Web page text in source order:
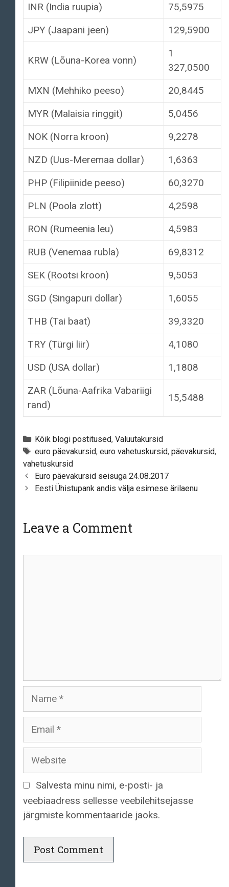
INR (India ruupia)
75,5975
JPY (Jaapani jeen)
129,5900
KRW (Lõuna-Korea vonn)
1
327,0500
MXN (Mehhiko peeso)
20,8445
MYR (Malaisia ringgit)
5,0456
NOK (Norra kroon)
9,2278
NZD (Uus-Meremaa dollar)
1,6363
PHP (Filipiinide peeso)
60,3270
PLN (Poola zlott)
4,2598
RON (Rumeenia leu)
4,5983
RUB (Venemaa rubla)
69,8312
SEK (Rootsi kroon)
9,5053
SGD (Singapuri dollar)
1,6055
THB (Tai baat)
39,3320
TRY (Türgi liir)
4,1080
USD (USA dollar)
1,1808
ZAR (Lõuna-Aafrika Vabariigi
rand)
15,5488
Categories
Kõik blogi postitused, Valuutakursid
Tags
euro päevakursid, euro vahetuskursid, päevakursid,
vahetuskursid
Post
navigation
Euro päevakursid seisuga 24.08.2017
Eesti Ühistupank andis välja esimese ärilaenu
Leave a Comment
Name
Email
Website
Salvesta minu nimi, e-posti- ja
veebiaadress sellesse veebilehitsejasse
järgmiste kommentaaride jaoks.